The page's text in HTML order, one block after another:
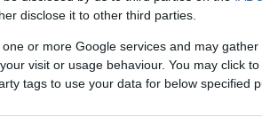
disclose it to other third parties.
or more Google services and may
visit or usage behaviour. You may click
tags to use your data for below specified
olasz
Girolamo
(1834),
(1859),
(1865)